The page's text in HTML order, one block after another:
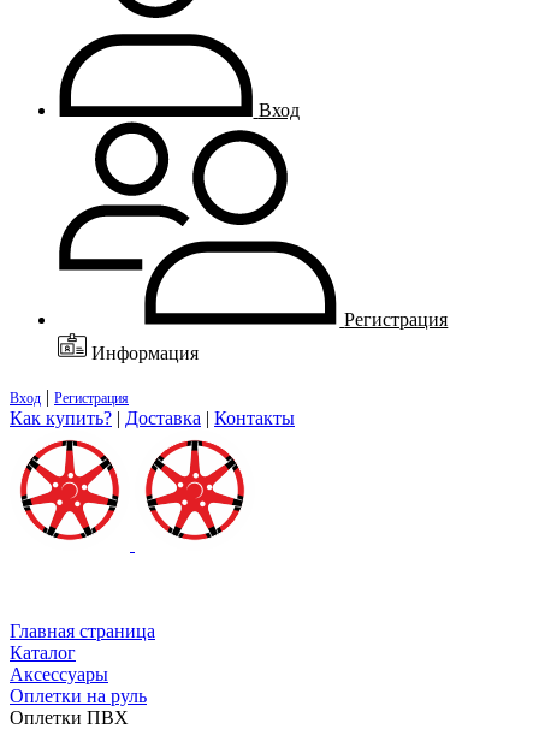
Вход
Регистрация
Информация
Вход | Регистрация
Как купить? | Доставка | Контакты
Главная страница
Каталог
Аксессуары
Оплетки на руль
Оплетки ПВХ